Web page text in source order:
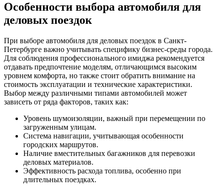
Особенности выбора автомобиля для
деловых поездок
При выборе автомобиля для деловых поездок в Санкт-
Петербурге важно учитывать специфику бизнес-среды города.
Для соблюдения профессионального имиджа рекомендуется
отдавать предпочтение моделям, отличающимся высоким
уровнем комфорта, но также стоит обратить внимание на
стоимость эксплуатации и технические характеристики.
Выбор между различными типами автомобилей может
зависеть от ряда факторов, таких как:
Уровень шумоизоляции, важный при перемещении по
загруженным улицам.
Система навигации, учитывающая особенности
городских маршрутов.
Наличие вместительных багажников для перевозки
деловых материалов.
Эффективность расхода топлива, особенно при
длительных поездках.